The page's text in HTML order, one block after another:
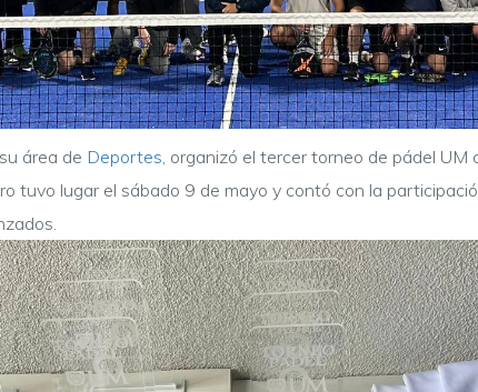
área de Deportes, organizó el tercer torneo de pádel UM
tuvo lugar el sábado 9 de mayo y contó con la